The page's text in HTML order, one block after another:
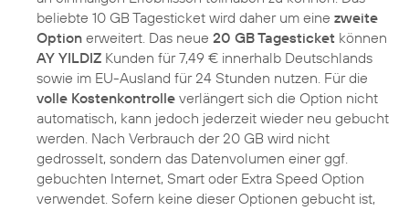
beliebte 10 GB Tagesticket wird daher um eine zweite
Option erweitert. Das neue 20 GB Tagesticket können
AY YILDIZ Kunden für 7,49 € innerhalb Deutschlands
sowie im EU-Ausland für 24 Stunden nutzen. Für die
volle Kostenkontrolle verlängert sich die Option nicht
automatisch, kann jedoch jederzeit wieder neu gebucht
werden. Nach Verbrauch der 20 GB wird nicht
gedrosselt, sondern das Datenvolumen einer ggf.
gebuchten Internet, Smart oder Extra Speed Option
verwendet. Sofern keine dieser Optionen gebucht ist,